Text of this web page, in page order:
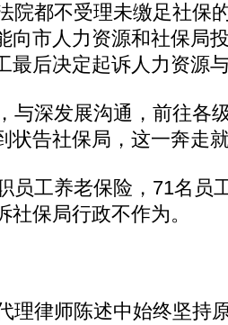
都不受理未缴足社保
向市人力资源和社保局
最后决定起诉人力资源
深发展沟通，前往各
状告社保局，这一奔走
工养老保险，71名员
保局行政不作为。
律师陈述中始终坚持